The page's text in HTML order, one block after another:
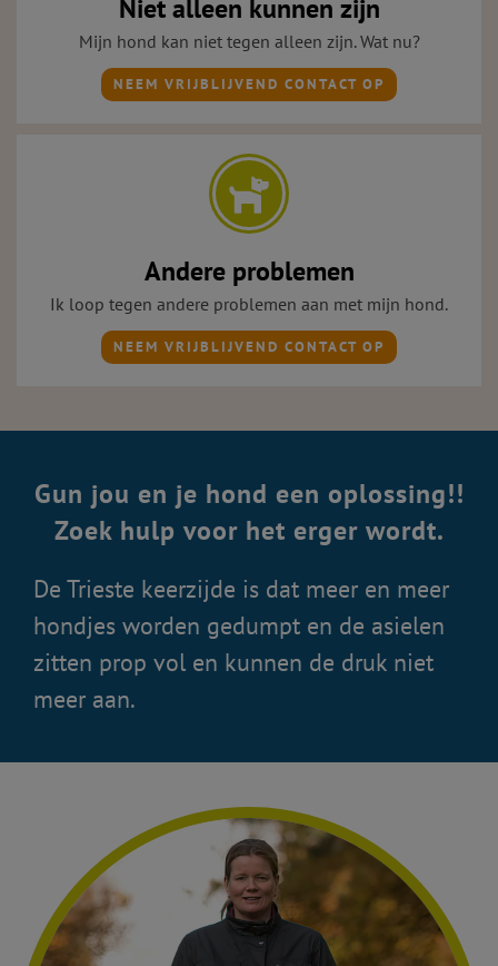
Niet alleen kunnen zijn
Mijn hond kan niet tegen alleen zijn. Wat nu?
NEEM VRIJBLIJVEND CONTACT OP
Andere problemen
Ik loop tegen andere problemen aan met mijn hond.
NEEM VRIJBLIJVEND CONTACT OP
Gun jou en je hond een oplossing!!
Zoek hulp voor het erger wordt.
De Trieste keerzijde is dat meer en meer
hondjes worden gedumpt en de asielen
zitten prop vol en kunnen de druk niet
meer aan.